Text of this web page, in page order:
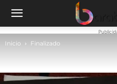
Inicio Finalizado